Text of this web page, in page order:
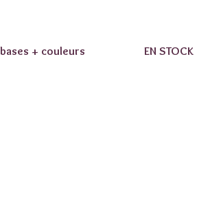
bases + couleurs EN STOCK